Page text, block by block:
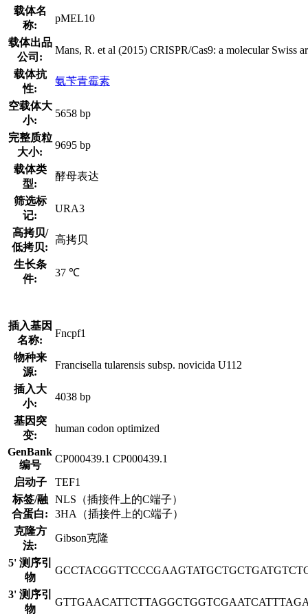
载体名
称:
pMEL10
载体出品
公司:
Mans, R. et al (2015) CRISPR/Cas9: a molecular Swiss
载体抗
性:
氨苄青霉素
空载体大
小:
5658 bp
完整质粒
大小:
9695 bp
载体类
型:
酵母表达
筛选标
记:
URA3
高拷贝/
低拷贝:
高拷贝
生长条
件:
37 ℃
插入基因
名称:
Fncpf1
物种来
源:
Francisella tularensis subsp. novicida U112
插入大
小:
4038 bp
基因突
变:
human codon optimized
GenBank
编号
CP000439.1 CP000439.1
启动子
TEF1
标签/融
合蛋白:
NLS（插接件上的C端子）
3HA（插接件上的C端子）
克隆方
法:
Gibson克隆
5' 测序引
物
3' 测序引
物